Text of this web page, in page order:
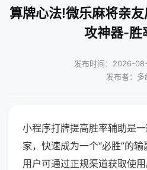
算牌心法!微乐麻将亲
攻神器-胜
发布时间：2026-
发布者：多
小程序打牌提高胜率辅助是
家，快速成为一个“必胜”的
用户可通过正规渠道获取使用